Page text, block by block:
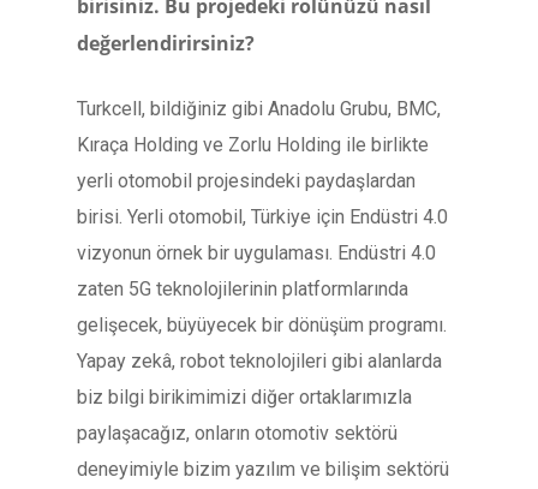
birisiniz. Bu projedeki rolünüzü nasıl
değerlendirirsiniz?
Turkcell, bildiğiniz gibi Anadolu Grubu, BMC,
Kıraça Holding ve Zorlu Holding ile birlikte
yerli otomobil projesindeki paydaşlardan
birisi. Yerli otomobil, Türkiye için Endüstri 4.0
vizyonun örnek bir uygulaması. Endüstri 4.0
zaten 5G teknolojilerinin platformlarında
gelişecek, büyüyecek bir dönüşüm programı.
Yapay zekâ, robot teknolojileri gibi alanlarda
biz bilgi birikimimizi diğer ortaklarımızla
paylaşacağız, onların otomotiv sektörü
deneyimiyle bizim yazılım ve bilişim sektörü